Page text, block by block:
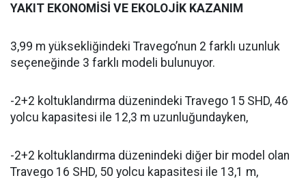
YAKIT EKONOMİSİ VE EKOLOJİK KAZANIM
3,99 m yüksekliğindeki Travego’nun 2 farklı uzunluk
seçeneğinde 3 farklı modeli bulunuyor.
-2+2 koltuklandırma düzenindeki Travego 15 SHD, 46
yolcu kapasitesi ile 12,3 m uzunluğundayken,
-2+2 koltuklandırma düzenindeki diğer bir model olan
Travego 16 SHD, 50 yolcu kapasitesi ile 13,1 m,